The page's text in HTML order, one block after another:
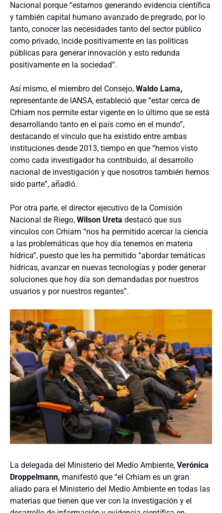
Nacional porque “estamos generando evidencia científica
y también capital humano avanzado de pregrado, por lo
tanto, conocer las necesidades tanto del sector público
como privado, incide positivamente en las políticas
públicas para generar innovación y esto redunda
positivamente en la sociedad”.
Así mismo, el miembro del Consejo, Waldo Lama,
representante de IANSA, estableció que “estar cerca de
Crhiam nos permite estar vigente en lo último que se está
desarrollando tanto en el país como en el mundo”,
destacando el vínculo que ha existido entre ambas
instituciones desde 2013, tiempo en que “hemos visto
como cada investigador ha contribuido, al desarrollo
nacional de investigación y que nosotros también hemos
sido parte”, añadió.
Por otra parte, el director ejecutivo de la Comisión
Nacional de Riego, Wilson Ureta destacó que sus
vínculos con Crhiam “nos ha permitido acercar la ciencia
a las problemáticas que hoy día tenemos en materia
hídrica”, puesto que les ha permitido “abordar temáticas
hídricas, avanzar en nuevas tecnologías y poder generar
soluciones que hoy día son demandadas por nuestros
usuarios y por nuestros regantes”.
La delegada del Ministerio del Medio Ambiente, Verónica
Droppelmann, manifestó que “el Crhiam es un gran
aliado para el Ministerio del Medio Ambiente en todas las
materias que tienen que ver con la investigación y el